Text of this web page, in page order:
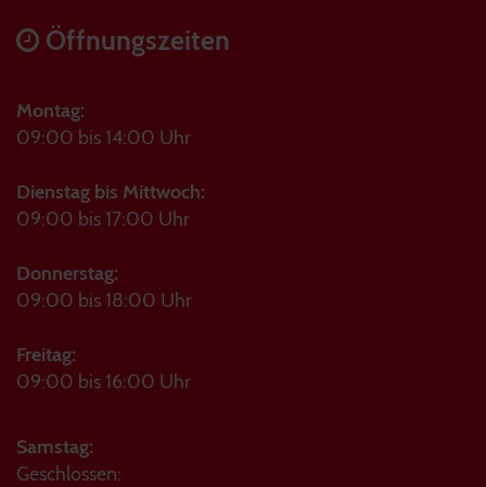
Öffnungszeiten
Montag:
09:00 bis 14:00 Uhr
Dienstag bis Mittwoch:
09:00 bis 17:00 Uhr
Donnerstag:
09:00 bis 18:00 Uhr
Freitag:
09:00 bis 16:00 Uhr
Samstag:
Geschlossen: